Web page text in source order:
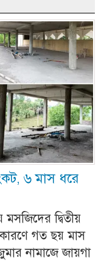
৬ মাস ধরে
মসজিদের দ্বিতীয়
গত ছয় মাস
নামাজে জায়গা